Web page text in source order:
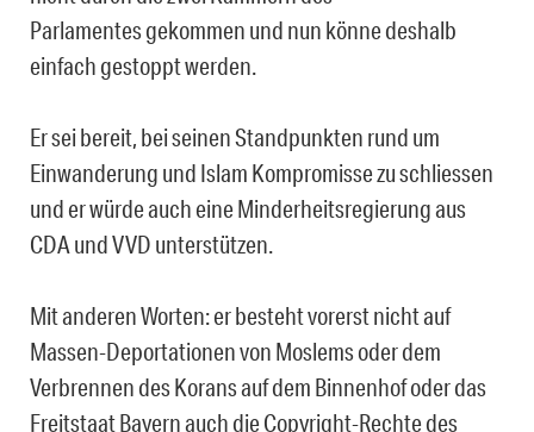
Parlamentes gekommen und nun könne deshalb
einfach gestoppt werden.
Er sei bereit, bei seinen Standpunkten rund um
Einwanderung und Islam Kompromisse zu schliessen
und er würde auch eine Minderheitsregierung aus
CDA und VVD unterstützen.
Mit anderen Worten: er besteht vorerst nicht auf
Massen-Deportationen von Moslems oder dem
Verbrennen des Korans auf dem Binnenhof oder das
Freitstaat Bayern auch die Copyright-Rechte des